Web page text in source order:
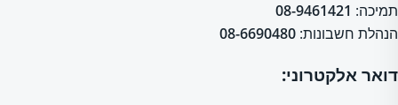
תמיכה: 08-9461421
הנהלת חשבונות: 08-6690480
דואר אלקטרוני: